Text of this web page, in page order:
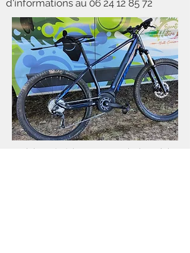
d'informations au 06 24 12 85 72
< Aricle précédent Prochain article >